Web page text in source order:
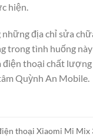
hiện.
địa chỉ sửa
trong tình huống
thoại chất lượng
Quỳnh An Mobile.
thoại Xiaomi Mi Mix